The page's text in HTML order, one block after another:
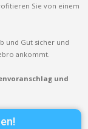
Sie von einem
und Gut sicher und
ankommt.
und